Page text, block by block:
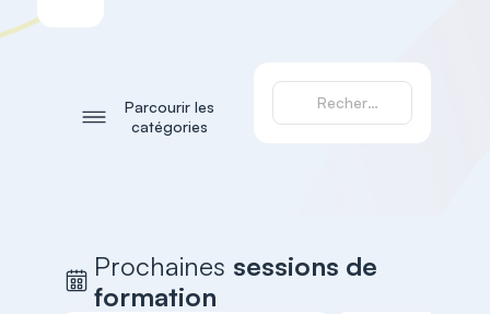
Parcourir les
catégories
Prochaines sessions de
formation